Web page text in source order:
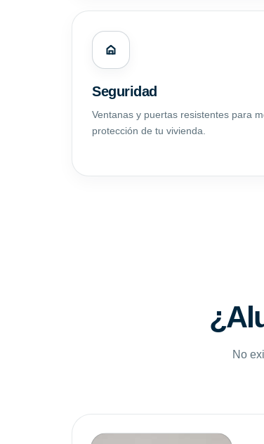
Seguridad
Ventanas y puertas resistentes para
protección de tu vivienda.
No